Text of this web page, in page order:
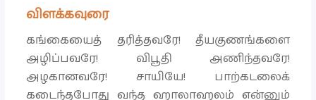
விளக்கவுரை
கங்கையைத் தரித்தவரே! தீயகுணங்களை
அழிப்பவரே! விபூதி அணிந்தவரே!
அழகானவரே! சாயியே! பாற்கடலைக்
கடைந்தபோது வந்த ஹாலாஹலம் என்னும்